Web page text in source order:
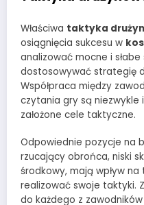
Właściwa taktyka
osiągnięcia sukcesu w
analizować mocne i
dostosowywać strategię
Współpraca między
czytania gry są
założone cele taktyczne.
Odpowiednie pozycje na
rzucający obrońca, niski
środkowy, mają wpływ na
realizować swoje taktyki.
do każdego z